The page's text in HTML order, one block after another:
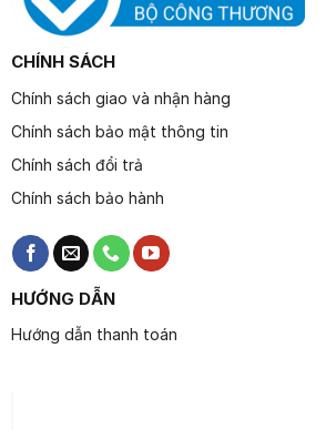
CHÍNH SÁCH
Chính sách giao và nhận hàng
Chính sách bảo mật thông tin
Chính sách đổi trả
Chính sách bảo hành
HƯỚNG DẪN
Hướng dẫn thanh toán